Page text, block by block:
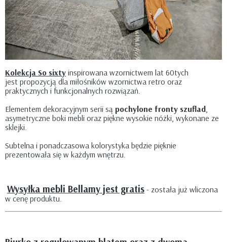
Kolekcja So sixty inspirowana wzornictwem lat 60tych
jest propozycją dla miłośników wzornictwa retro oraz
praktycznych i funkcjonalnych rozwiązań.
Elementem dekoracyjnym serii są pochylone fronty szuflad
asymetryczne boki mebli oraz piękne wysokie nóżki, wykonane ze
sklejki.
Subtelna i ponadczasowa kolorystyka będzie pięknie
prezentowała się w każdym wnętrzu.
Wysyłka mebli Bellamy jest gratis - została już wliczona
w cenę produktu.